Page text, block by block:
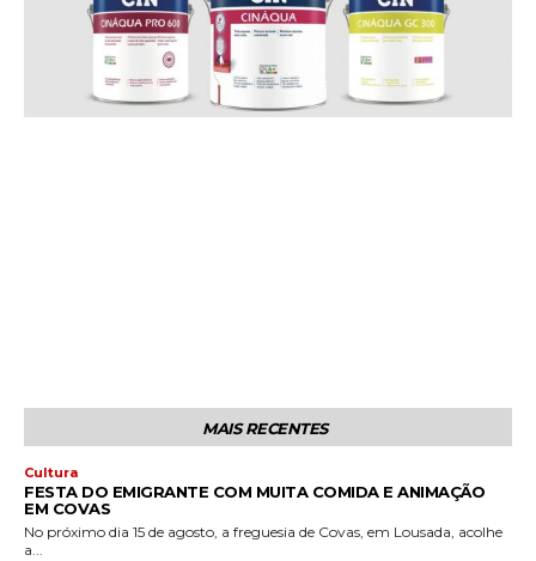
MAIS RECENTES
Cultura
FESTA DO EMIGRANTE COM MUITA COMIDA E ANIMAÇÃO
EM COVAS
No próximo dia 15 de agosto, a freguesia de Covas, em Lousada, acolhe
a...